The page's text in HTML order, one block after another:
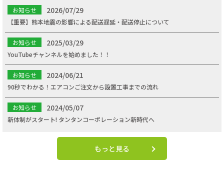
お知らせ 2026/07/29
【重要】熊本地震の影響による配送遅延・配送停止について
お知らせ 2025/03/29
YouTubeチャンネルを始めました！！
お知らせ 2024/06/21
90秒でわかる！エアコンご注文から設置工事までの流れ
お知らせ 2024/05/07
新体制がスタート! タンタンコーポレーション新時代へ
もっと見る